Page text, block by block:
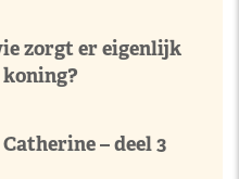
zorgt er eigenlijk
– deel 3